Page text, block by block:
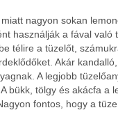
nagyon sokan
használják a fával való
télire a tüzelőt,
Akár
A legjobb
bükk, tölgy és akácfa a
fontos, hogy a